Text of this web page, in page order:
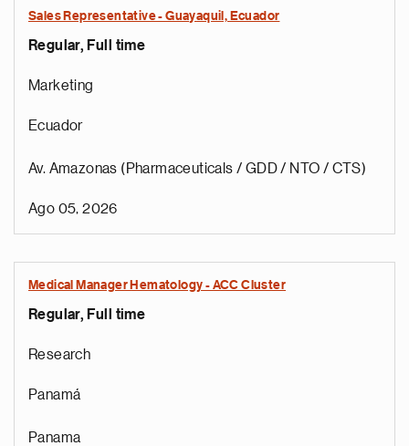
Sales Representative - Guayaquil, Ecuador
Regular, Full time
Marketing
Ecuador
Av. Amazonas (Pharmaceuticals / GDD / NTO / CTS)
Ago 05, 2026
Medical Manager Hematology - ACC Cluster
Regular, Full time
Research
Panamá
Panama